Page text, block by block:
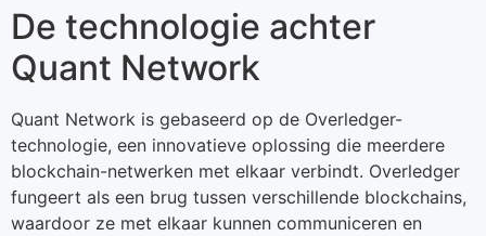
De technologie achter
Quant Network
Quant Network is gebaseerd op de Overledger-
technologie, een innovatieve oplossing die meerdere
blockchain-netwerken met elkaar verbindt. Overledger
fungeert als een brug tussen verschillende blockchains,
waardoor ze met elkaar kunnen communiceren en